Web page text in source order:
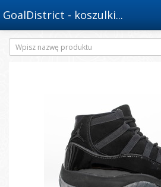
GoalDistrict - koszulki...